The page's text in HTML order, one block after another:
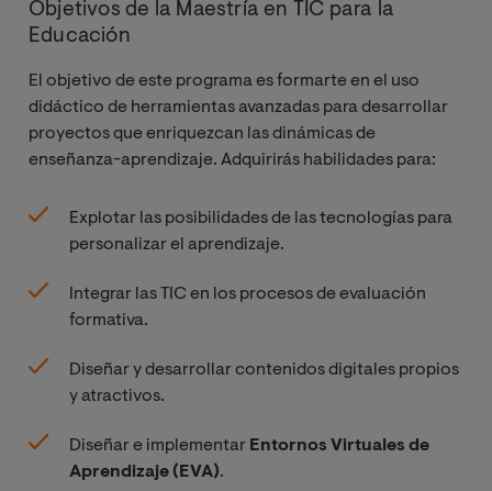
Objetivos de la Maestría en TIC para la
Educación
El objetivo de este programa es formarte en el uso
didáctico de herramientas avanzadas para desarrollar
proyectos que enriquezcan las dinámicas de
enseñanza-aprendizaje. Adquirirás habilidades para:
Explotar las posibilidades de las tecnologías para
personalizar el aprendizaje.
Integrar las TIC en los procesos de evaluación
formativa.
Diseñar y desarrollar contenidos digitales propios
y atractivos.
Diseñar e implementar Entornos Virtuales de
Aprendizaje (EVA).